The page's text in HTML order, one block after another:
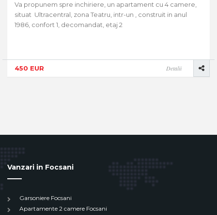
Va propunem spre inchiriere, un apartament cu 4 camere,
situat Ultracentral, zona Teatru, intr-un , construit in anul
1986, confort 1, decomandat, etaj 2
450 EUR Detalii
Vanzari in Focsani
Garsoniere Focsani
Apartamente 2 camere Focsani